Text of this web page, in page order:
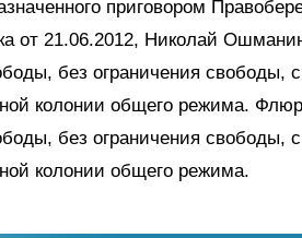
приговором
от 21.06.2012, Николай
без ограничения свободы,
колонии общего режима.
без ограничения свободы,
колонии общего режима.